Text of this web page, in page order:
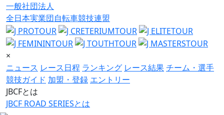
一般社団法人
全日本実業団自転車競技連盟
×
ニュース レース日程 ランキング レース結果チーム・選手
競技ガイド 加盟・登録 エントリー
JBCFとは
JBCF ROAD SERIESとは